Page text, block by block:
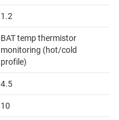
1.2
BAT temp thermistor
monitoring (hot/cold
profile)
4.5
10